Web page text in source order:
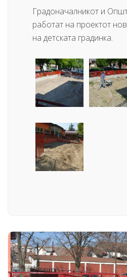
Градоначалникот и
работат на проектот
на детската градинка.